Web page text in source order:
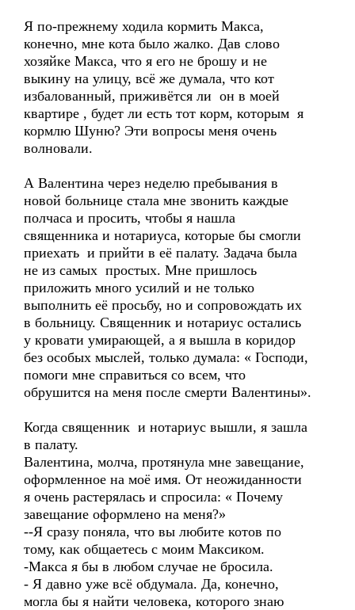
Я по-прежнему ходила кормить Макса,
конечно, мне кота было жалко. Дав слово
хозяйке Макса, что я его не брошу и не
выкину на улицу, всё же думала, что кот
избалованный, приживётся ли он в моей
квартире , будет ли есть тот корм, которым я
кормлю Шуню? Эти вопросы меня очень
волновали.
А Валентина через неделю пребывания в
новой больнице стала мне звонить каждые
полчаса и просить, чтобы я нашла
священника и нотариуса, которые бы смогли
приехать и прийти в её палату. Задача была
не из самых простых. Мне пришлось
приложить много усилий и не только
выполнить её просьбу, но и сопровождать их
в больницу. Священник и нотариус остались
у кровати умирающей, а я вышла в коридор
без особых мыслей, только думала: « Господи,
помоги мне справиться со всем, что
обрушится на меня после смерти Валентины».
Когда священник и нотариус вышли, я зашла
в палату.
Валентина, молча, протянула мне завещание,
оформленное на моё имя. От неожиданности
я очень растерялась и спросила: « Почему
завещание оформлено на меня?»
--Я сразу поняла, что вы любите котов по
тому, как общаетесь с моим Максиком.
-Макса я бы в любом случае не бросила.
- Я давно уже всё обдумала. Да, конечно,
могла бы я найти человека, которого знаю